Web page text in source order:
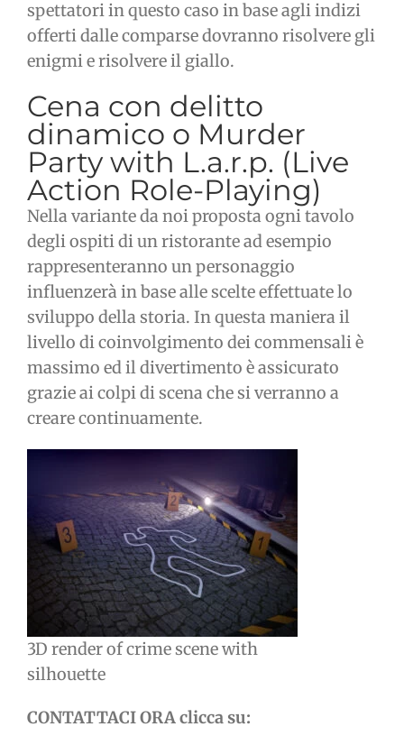
spettatori in questo caso in base agli indizi
offerti dalle comparse dovranno risolvere gli
enigmi e risolvere il giallo.
Cena con delitto
dinamico o Murder
Party with L.a.r.p. (Live
Action Role-Playing)
Nella variante da noi proposta ogni tavolo
degli ospiti di un ristorante ad esempio
rappresenteranno un personaggio
influenzerà in base alle scelte effettuate lo
sviluppo della storia. In questa maniera il
livello di coinvolgimento dei commensali è
massimo ed il divertimento è assicurato
grazie ai colpi di scena che si verranno a
creare continuamente.
3D render of crime scene with
silhouette
CONTATTACI ORA clicca su: